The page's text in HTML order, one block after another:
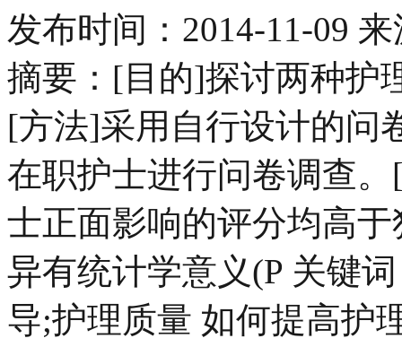
发布时间： 2014-11-09 来
摘要：[目的]探讨两种护
[方法]采用自行设计的问
在职护士进行问卷调查
士正面影响的评分均高
异有统计学意义(P 关键
导;护理质量 如何提高护